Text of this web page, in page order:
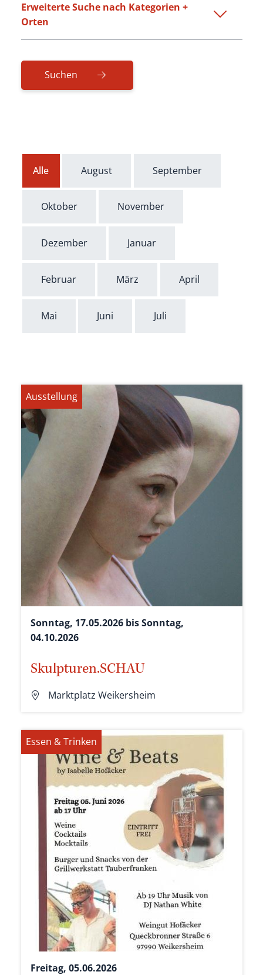
Erweiterte Suche nach Kategorien +
Orten
Alle August September
Oktober November
Dezember Januar
Februar März April
Mai Juni Juli
Ausstellung
Sonntag, 17.05.2026 bis Sonntag,
04.10.2026
Skulpturen.SCHAU
Marktplatz Weikersheim
Essen & Trinken
Freitag, 05.06.2026